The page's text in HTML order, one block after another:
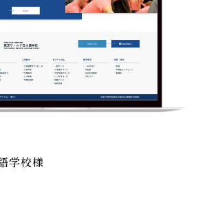
学校様